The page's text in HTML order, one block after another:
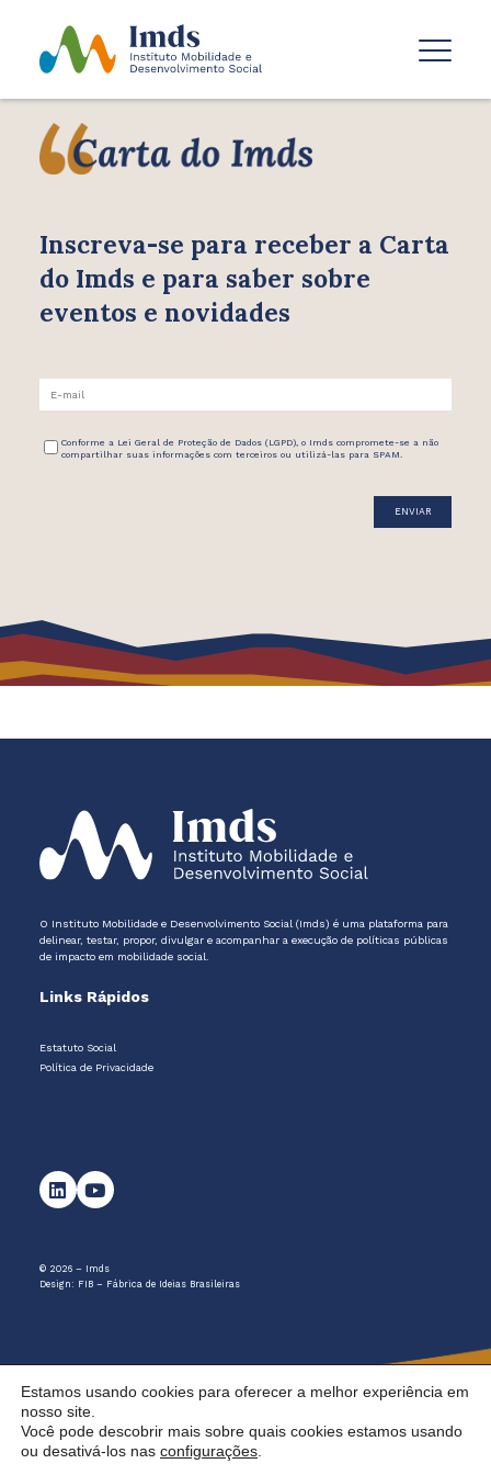
Inscreva-se para receber a Carta
do Imds e para saber sobre
eventos e novidades
Conforme a Lei Geral de Proteção de Dados (LGPD), o Imds compromete-se a não
compartilhar suas informações com terceiros ou utilizá-las para SPAM.
O Instituto Mobilidade e Desenvolvimento Social (Imds) é uma plataforma para
delinear, testar, propor, divulgar e acompanhar a execução de políticas públicas
de impacto em mobilidade social.
Links Rápidos
Estatuto Social
Política de Privacidade
© 2026 – Imds
Design: FIB – Fábrica de Ideias Brasileiras
Estamos usando cookies para oferecer a melhor experiência em
nosso site.
Você pode descobrir mais sobre quais cookies estamos usando
ou desativá-los nas configurações